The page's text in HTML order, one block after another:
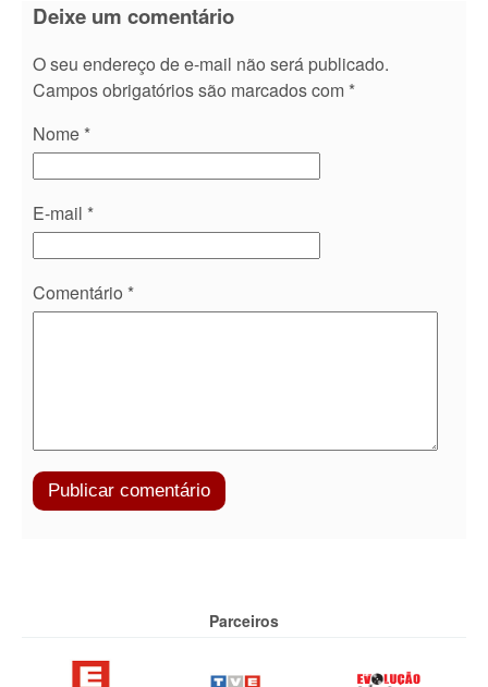
Deixe um comentário
O seu endereço de e-mail não será publicado.
Campos obrigatórios são marcados com *
Nome *
E-mail *
Comentário *
Parceiros